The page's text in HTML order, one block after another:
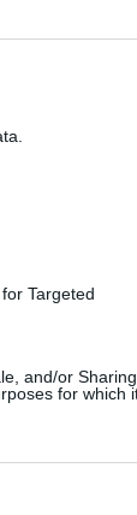
Targeted
and/or Sharing
for which